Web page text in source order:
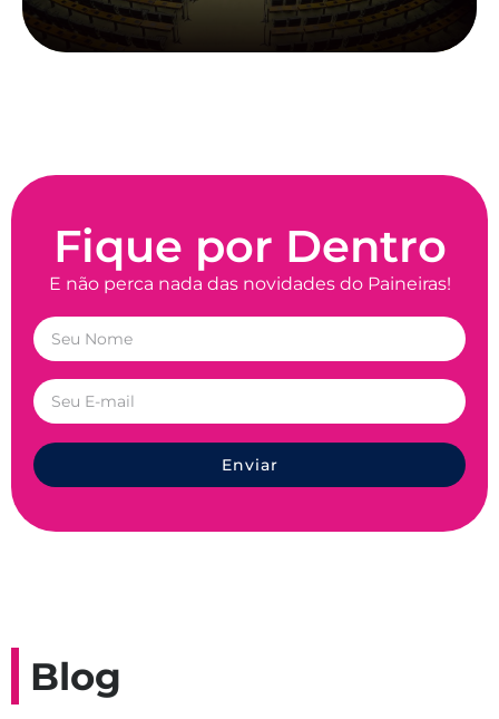
Fique por Dentro
E não perca nada das novidades do Paineiras!
Enviar
Blog